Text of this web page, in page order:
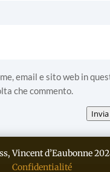
email e sito web in
che commento.
Vincent d’Eaubonne
Confidentialité